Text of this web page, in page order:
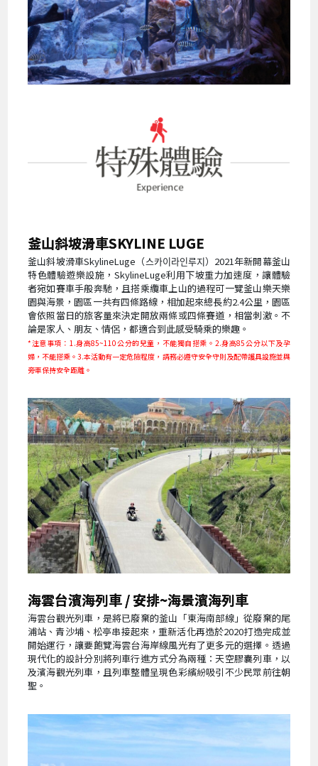
釜山斜坡滑車SKYLINE LUGE
釜山斜坡滑車SkylineLuge（스카이라인루지）2021年新開幕釜山
特色體驗遊樂設施，SkylineLuge利用下坡重力加速度，讓體驗
者宛如賽車手般奔馳，且搭乘纜車上山的過程可一覽釜山樂天樂
園與海景，園區一共有四條路線，相加起來總長約2.4公里，園區
會依照當日的旅客量來決定開放兩條或四條賽道，相當刺激。不
論是家人、朋友、情侶，都適合到此感受騎乘的樂趣。
*注意事項：1.身高85~110公分的兒童，不能獨自搭乘。2.身高85公分以下及孕
婦，不能搭乘。3.本活動有一定危險程度，請務必遵守安全守則及配帶護具設施並與
旁車保持安全距離。
海雲台濱海列車 / 安排~海景濱海列車
海雲台觀光列車，是將已廢棄的釜山「東海南部線」從廢棄的尾
浦站、青沙埔、松亭串接起來，重新活化再造於2020打造完成並
開始運行，讓要飽覽海雲台海岸線風光有了更多元的選擇。透過
現代化的設計分別將列車行進方式分為兩種：天空膠囊列車，以
及濱海觀光列車，且列車整體呈現色彩繽紛吸引不少民眾前往朝
聖。